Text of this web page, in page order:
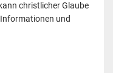
christlicher Glaube
und